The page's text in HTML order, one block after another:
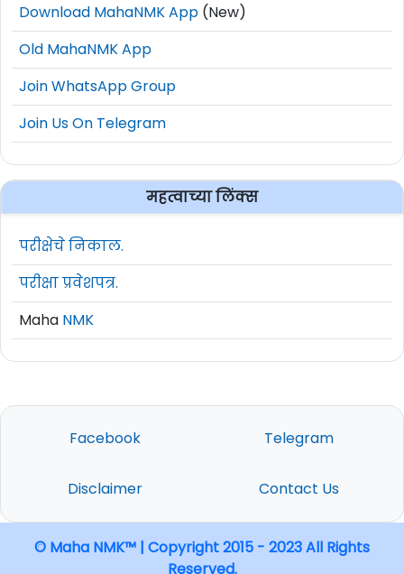
Download MahaNMK App (New)
Old MahaNMK App
Join WhatsApp Group
Join Us On Telegram
महत्वाच्या लिंक्स
परीक्षेचे निकाल.
परीक्षा प्रवेशपत्र.
Maha NMK
Facebook Telegram
Disclaimer Contact Us
© Maha NMK™ | Copyright 2015 - 2023 All Rights
Reserved.